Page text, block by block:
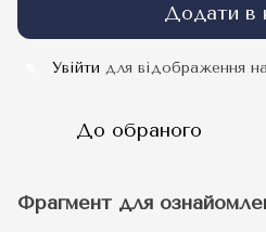
Додати в
Увійти для відображення
До обраного
Фрагмент для